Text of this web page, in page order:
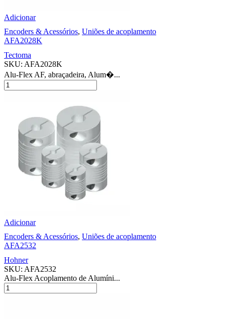
Adicionar
Encoders & Acessórios, Uniões de acoplamento
AFA2028K
Tectoma
SKU: AFA2028K
Alu-Flex AF, abraçadeira, Alum�...
Adicionar
Encoders & Acessórios, Uniões de acoplamento
AFA2532
Hohner
SKU: AFA2532
Alu-Flex Acoplamento de Alumíni...